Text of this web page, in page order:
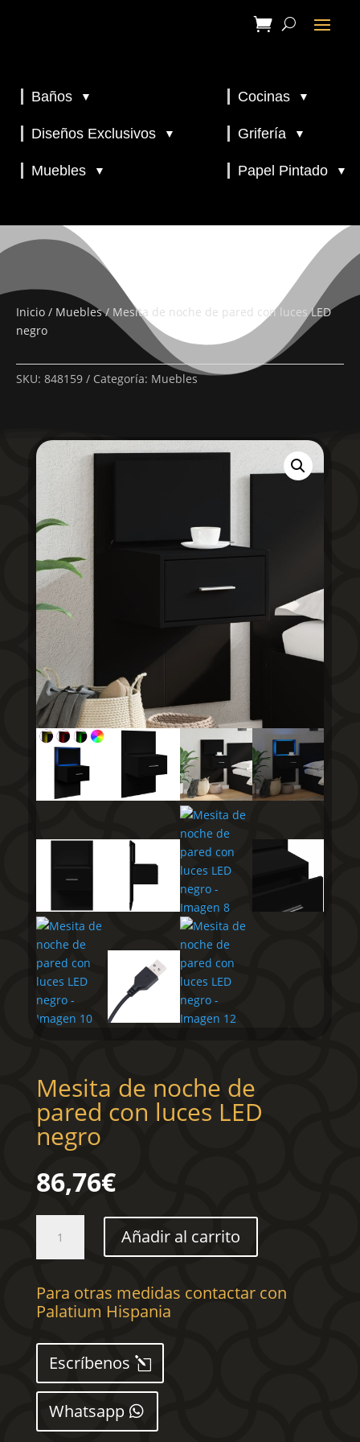
Baños ▼ Cocinas ▼
Diseños Exclusivos ▼ Grifería ▼
Muebles ▼ Papel Pintado ▼
Inicio / Muebles/ Mesita de noche de pared con luces LED
negro
SKU: 848159 Categoría: Muebles
Mesita de noche de
pared con luces LED
negro
86,76€
noche
pared
con
negro
cantidad
Añadir al carrito
Para otras medidas contactar con
Palatium Hispania
Escríbenos
Whatsapp